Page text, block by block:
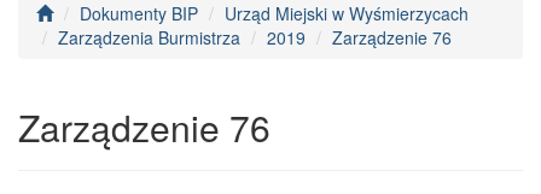
Dokumenty BIP
Urząd Miejski w Wyśmierzycach
Zarządzenia Burmistrza
2019 Zarządzenie 76
Zarządzenie 76